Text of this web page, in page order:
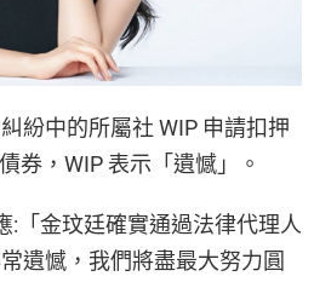
紛中的所屬社 WIP 申請扣押
券，WIP 表示「遺憾」。
:「金玟廷確實通過法律代理人
遺憾，我們將盡最大努力圓